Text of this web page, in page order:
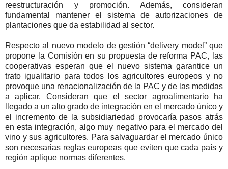
reestructuración y promoción. Además, consideran
fundamental mantener el sistema de autorizaciones de
plantaciones que da estabilidad al sector.
Respecto al nuevo modelo de gestión “delivery model” que
propone la Comisión en su propuesta de reforma PAC, las
cooperativas esperan que el nuevo sistema garantice un
trato igualitario para todos los agricultores europeos y no
provoque una renacionalización de la PAC y de las medidas
a aplicar. Consideran que el sector agroalimentario ha
llegado a un alto grado de integración en el mercado único y
el incremento de la subsidiariedad provocaría pasos atrás
en esta integración, algo muy negativo para el mercado del
vino y sus agricultores. Para salvaguardar el mercado único
son necesarias reglas europeas que eviten que cada país y
región aplique normas diferentes.